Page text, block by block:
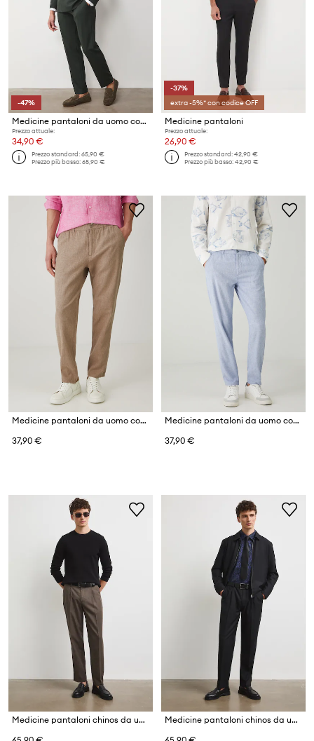
-47%
Medicine pantaloni da uomo con lana
Prezzo attuale:
34,90 €
Prezzo standard:65,90 €
Prezzo più basso:65,90 €
-37%
extra -5%* con codice OFF
Medicine pantaloni
Prezzo attuale:
26,90 €
Prezzo standard:42,90 €
Prezzo più basso:42,90 €
Medicine pantaloni da uomo con lino
37,90 €
Medicine pantaloni da uomo con lino
37,90 €
Medicine pantaloni chinos da uomo con lana
Medicine pantaloni chinos da uomo con lana